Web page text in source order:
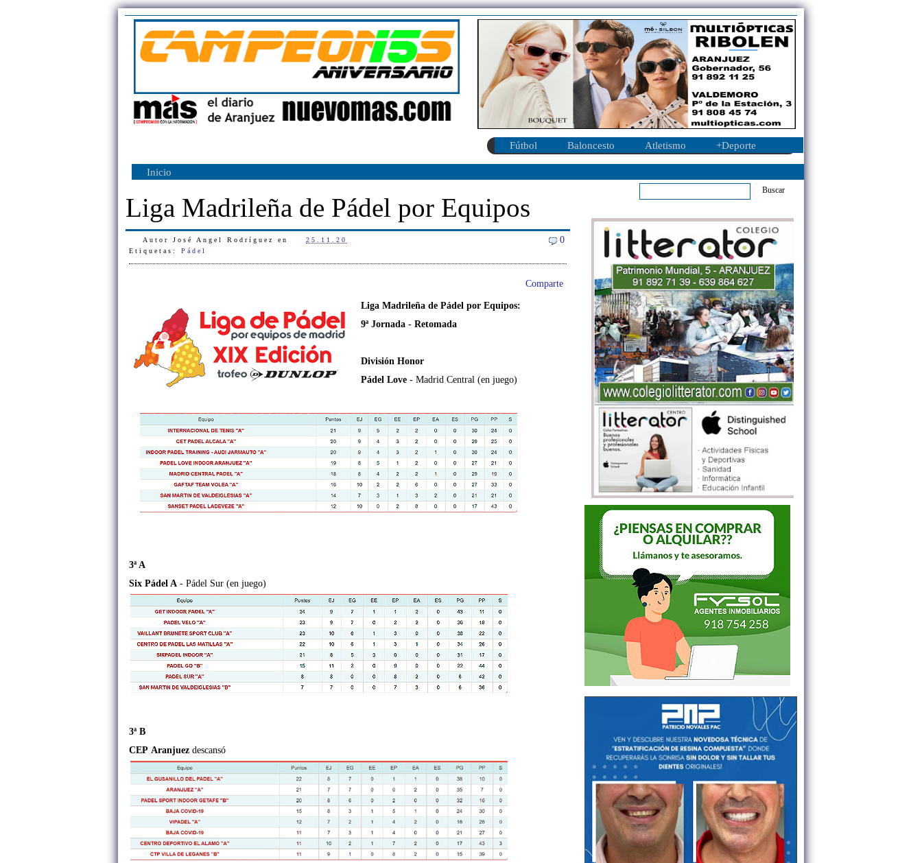
Fútbol Baloncesto Atletismo +Deporte
Inicio
Liga Madrileña de Pádel por Equipos
Autor José Angel Rodríguez en 25.11.20 0
Etiquetas: Pádel
Comparte
Liga Madrileña de Pádel por Equipos:
9ª Jornada - Retomada
División Honor
Pádel Love - Madrid Central (en juego)
3ª A
Six Pádel A - Pádel Sur (en juego)
3ª B
CEP Aranjuez descansó